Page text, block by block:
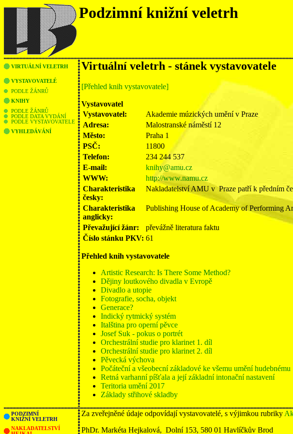
Podzimní knižní veletrh
VIRTUÁLNÍ VELETRH
VYSTAVOVATELÉ
PODLE ŽÁNRŮ
KNIHY
PODLE ŽÁNRŮ
PODLE DATA VYDÁNÍ
PODLE VYSTAVOVATELE
VYHLEDÁVÁNÍ
Virtuální veletrh - stánek vystavovatele
[Přehled knih vystavovatele]
Vystavovatel
Vystavovatel:
Akademie múzických umění v Praze
Adresa:
Malostranské náměstí 12
Město:
Praha 1
PSČ:
11800
Telefon:
234 244 537
E-mail:
knihy@amu.cz
WWW:
http://www.namu.cz
Charakteristika
česky:
Nakladatelství AMU v Praze patří k předním
Charakteristika
anglicky:
Publishing House of Academy of Performing
Převažující žánr:
převážně literatura faktu
Číslo stánku PKV: 61
Přehled knih vystavovatele
Artistic Research: Is There Some Method?
Dějiny loutkového divadla v Evropě
Divadlo a utopie
Fotografie, socha, objekt
Generace?
Indický rytmický systém
Italština pro operní pěvce
Josef Suk - pokus o portrét
Orchestrální studie pro klarinet 1. díl
Orchestrální studie pro klarinet 2. díl
Pěvecká výchova
Počáteční a všeobecní základové ke všemu umění hudebnému
Retná varhanní píšťala a její základní intonační nastavení
Teritoria umění 2017
Základy střihové skladby
PODZIMNÍ
KNIŽNÍ VELETRH
NAKLADATELSTVÍ
Za zveřejněné údaje odpovídají vystavovatelé, s výjimkou rubriky
PhDr. Markéta Hejkalová, Dolní 153, 580 01 Havlíčkův Brod